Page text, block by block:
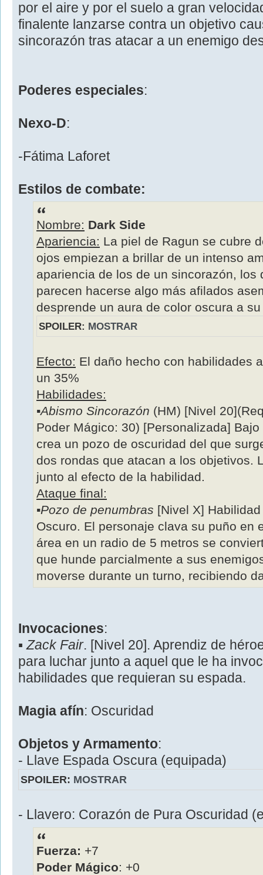
por el aire y por el suelo a gran
finalente lanzarse contra un objetivo
sincorazón tras atacar a un enemigo
Poderes especiales:
Nexo-D:
-Fátima Laforet
Estilos de combate:
Nombre: Dark Side
Apariencia: La piel de Ragun se cubre
ojos empiezan a brillar de un intenso
apariencia de los de un sincorazón, los
parecen hacerse algo más afilados
desprende un aura de color oscura a
SPOILER: MOSTRAR
Efecto: El daño hecho con habilidades
un 35%
Habilidades:
▪Abismo Sincorazón (HM) [Nivel
Poder Mágico: 30) [Personalizada]
crea un pozo de oscuridad del que
dos rondas que atacan a los objetivos.
junto al efecto de la habilidad.
Ataque final:
▪Pozo de penumbras [Nivel X]
Oscuro. El personaje clava su puño en
área en un radio de 5 metros se
que hunde parcialmente a sus
moverse durante un turno, recibiendo
Invocaciones:
▪Zack Fair. [Nivel 20]. Aprendiz de
para luchar junto a aquel que le ha
habilidades que requieran su espada.
Magia afín: Oscuridad
Objetos y Armamento:
- Llave Espada Oscura (equipada)
SPOILER: MOSTRAR
- Llavero: Corazón de Pura Oscuridad
Fuerza: +7
Poder Mágico: +0